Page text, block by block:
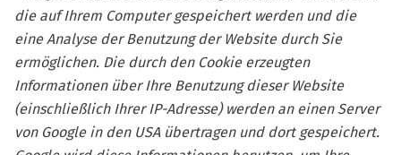
die auf Ihrem Computer gespeichert werden und die
eine Analyse der Benutzung der Website durch Sie
ermöglichen. Die durch den Cookie erzeugten
Informationen über Ihre Benutzung dieser Website
(einschließlich Ihrer IP-Adresse) werden an einen Server
von Google in den USA übertragen und dort gespeichert.